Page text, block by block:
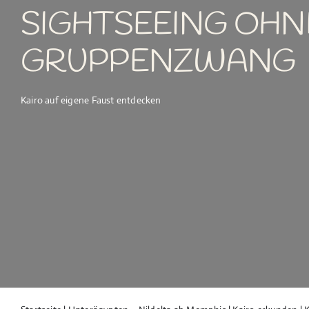
SIGHTSEEING
GRUPPENZWANG
Kairo auf eigene Faust entdecken